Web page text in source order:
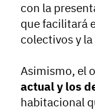
con la
que facilitará
colectivos y
Asimismo, el
actual y los
habitacional